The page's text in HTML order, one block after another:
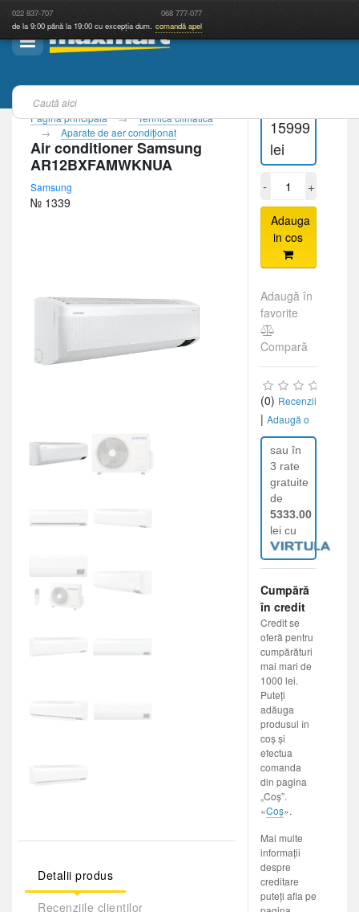
022 837-707 068 777-077
de la 9:00 până la 19:00 cu excepția dum. comandă apel
Pagina principală
Tehnică climatică
Aparate de aer condiţionat
Air conditioner Samsung
AR12BXFAMWKNUA
Samsung
№ 1339
Detalii produs
Recenziile clienților
15999
lei
- +
Adauga
in cos
Adaugă în
favorite
Compară
(0) Recenzii
| Adaugă o
recenzie
sau în
3 rate
gratuite
de
5333.00
lei cu
Cumpără
în credit
Credit se
oferă pentru
cumpărături
mai mari de
1000 lei.
Puteți
adăuga
produsul în
coș și
efectua
comanda
din pagina
„Coș”.
«Coș».
Mai multe
informații
despre
creditare
puteți afla pe